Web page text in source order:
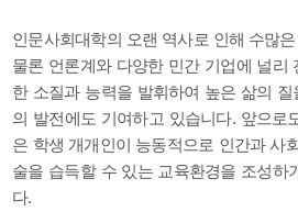
인문사회대학의 오랜 역사로 인해 수많
물론 언론계와 다양한 민간 기업에 널리
한 소질과 능력을 발휘하여 높은 삶의
의 발전에도 기여하고 있습니다. 앞으로
은 학생 개개인이 능동적으로 인간과 사
술을 습득할 수 있는 교육환경을 조성하
다.